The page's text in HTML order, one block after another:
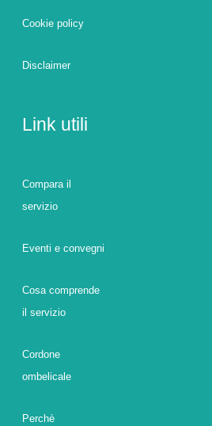
Cookie policy
Disclaimer
Link utili
Compara il
servizio
Eventi e convegni
Cosa comprende
il servizio
Cordone
ombelicale
Perchè